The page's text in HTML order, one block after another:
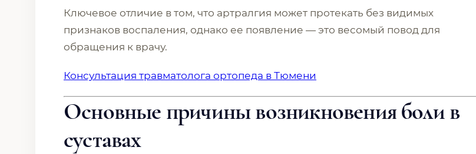
Ключевое отличие в том, что артралгия может протекать без видимых
признаков воспаления, однако ее появление — это весомый повод для
обращения к врачу.
Консультация травматолога ортопеда в Тюмени
Основные причины возникновения боли в
суставах